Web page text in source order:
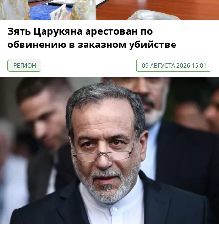
Зять Царукяна арестован по
обвинению в заказном убийстве
РЕГИОН 09 АВГУСТА 2026 15:01